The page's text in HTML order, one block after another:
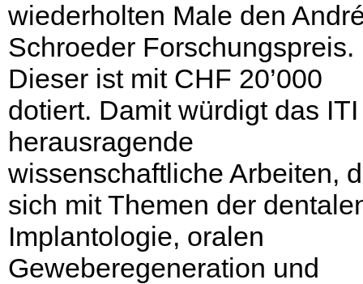
wiederholten Male den
Schroeder Forschungspreis.
Dieser ist mit CHF 20’000
dotiert. Damit würdigt das ITI
herausragende
wissenschaftliche Arbeiten,
sich mit Themen der
Implantologie, oralen
Geweberegeneration und